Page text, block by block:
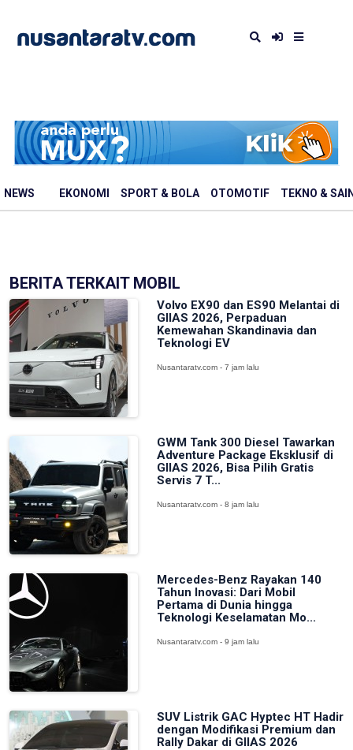
NEWS EKONOMI SPORT & BOLA OTOMOTIF TEKNO &
BERITA TERKAIT MOBIL
Volvo EX90 dan ES90 Melantai di
GIIAS 2026, Perpaduan
Kemewahan Skandinavia dan
Teknologi EV
Nusantaratv.com - 7 jam lalu
GWM Tank 300 Diesel Tawarkan
Adventure Package Eksklusif di
GIIAS 2026, Bisa Pilih Gratis
Servis 7 T...
Nusantaratv.com - 8 jam lalu
Mercedes-Benz Rayakan 140
Tahun Inovasi: Dari Mobil
Pertama di Dunia hingga
Teknologi Keselamatan Mo...
Nusantaratv.com - 9 jam lalu
SUV Listrik GAC Hyptec HT Hadir
dengan Modifikasi Premium dan
Rally Dakar di GIIAS 2026